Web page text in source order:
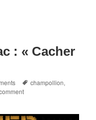
: « Cacher
Tags
champollion,